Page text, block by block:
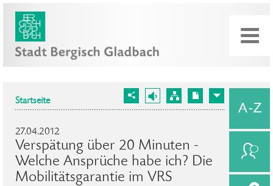
Startseite
27.04.2012
Verspätung über 20 Minuten -
Welche Ansprüche habe ich? Die
Mobilitätsgarantie im VRS